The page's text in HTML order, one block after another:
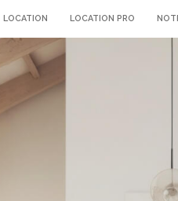
LOCATION LOCATION PRO
voir les0